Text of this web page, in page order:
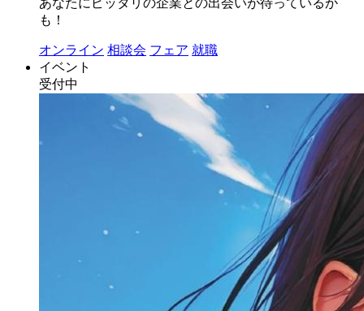
あなたにピッタリの企業との出会いが待っているか
も！
オンライン 相談会 フェア 就職
イベント
受付中